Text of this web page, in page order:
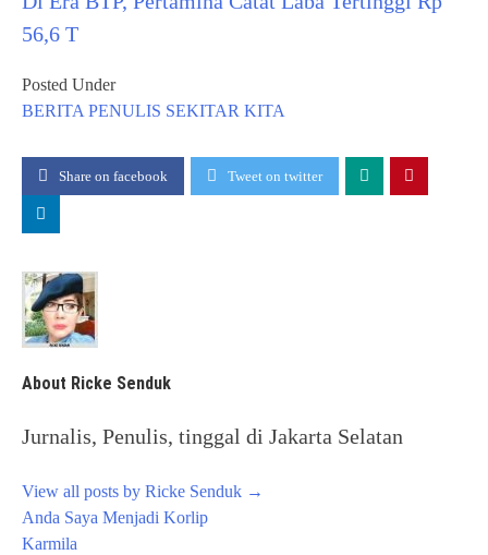
56,6 T
Posted Under
BERITA PENULIS SEKITAR KITA
Share on facebook Tweet on twitter
About Ricke Senduk
Jurnalis, Penulis, tinggal di Jakarta Selatan
View all posts by Ricke Senduk →
Post
navigation
Anda Saya Menjadi Korlip
Karmila